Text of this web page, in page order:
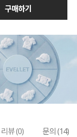
구매하기
리뷰 (0) 문의 (14)